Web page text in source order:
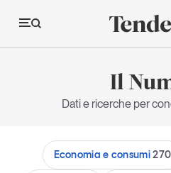
Tendenze
Economia e
Innovazione
Il
Dati e ricerche per
Economia e consumi270